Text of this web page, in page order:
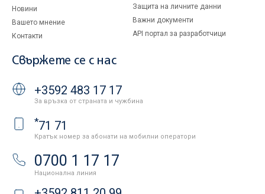
Новини
Вашето мнение
Контакти
Защита на личните данни
Важни документи
API портал за разработчици
Свържете се с нас
+3592 483 17 17
За връзка от страната и чужбина
*71 71
Кратък номер за абонати на мобилни оператори
0700 1 17 17
Национална линия